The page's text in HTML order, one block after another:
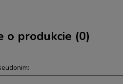
o produkcie (0)